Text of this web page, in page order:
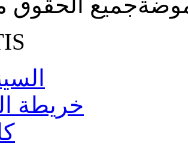
خريطة